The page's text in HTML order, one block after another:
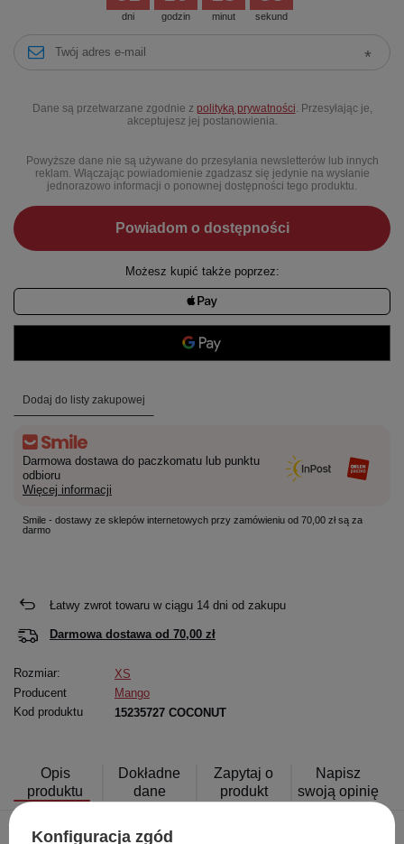
dni godzin minut sekund
Dane są przetwarzane zgodnie z polityką prywatności . Przesyłając je,
akceptujesz jej postanowienia.
Powyższe dane nie są używane do przesyłania newsletterów lub innych
reklam. Włączając powiadomienie zgadzasz się jedynie na wysłanie
jednorazowo informacji o ponownej dostępności tego produktu.
Powiadom o dostępności
Możesz kupić także poprzez:
Dodaj do listy zakupowej
Darmowa dostawa do paczkomatu lub punktu
odbioru
Więcej informacji
Smile - dostawy ze sklepów internetowych przy zamówieniu od 70,00 zł są za
darmo
Łatwy zwrot towaru w ciągu 14 dni od zakupu
Darmowa dostawa od 70,00 zł
Rozmiar:
XS
Producent
Mango
Kod produktu
15235727 COCONUT
Opis
produktu
Dokładne
dane
Zapytaj o
produkt
Napisz
swoją opinię
Konfiguracja zgód